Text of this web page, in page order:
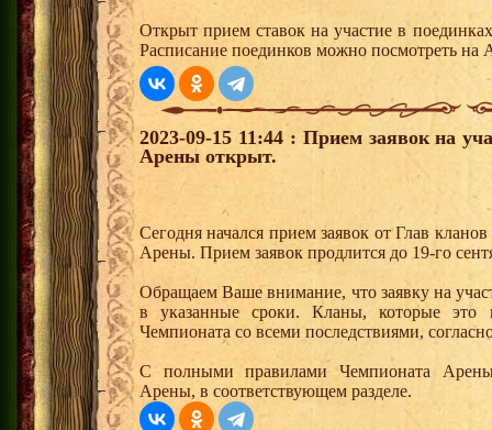
Открыт прием ставок на участие в
Расписание поединков можно посмотреть на
2023-09-15 11:44 : Прием заявок на
Арены открыт.
Сегодня начался прием заявок от Глав
Арены. Прием заявок продлится до 19-го
Обращаем Ваше внимание, что заявку на
в указанные сроки. Кланы, которые
Чемпионата со всеми последствиями,
С полными правилами Чемпионата
Арены, в соответствующем разделе.